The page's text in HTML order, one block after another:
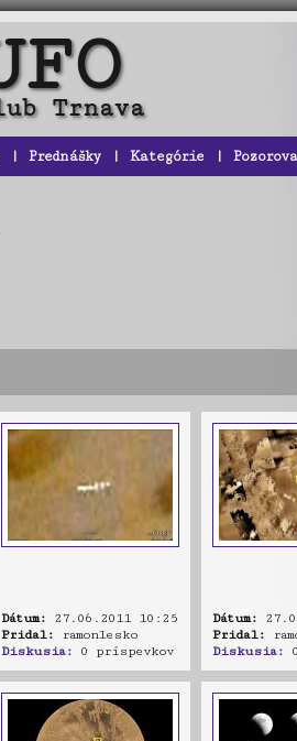
| Prednášky | Kategórie |
Dátum: 27.06.2011 10:25
Pridal: ramonlesko
Diskusia: 0 príspevkov
Dátum:
Pridal:
Diskusia: